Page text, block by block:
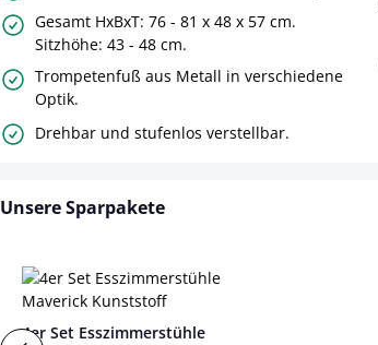
Gesamt HxBxT: 76 - 81 x 48 x 57 cm.
Sitzhöhe: 43 - 48 cm.
Trompetenfuß aus Metall in verschiedene
Optik.
Drehbar und stufenlos verstellbar.
Unsere Sparpakete
4er Set Esszimmerstühle